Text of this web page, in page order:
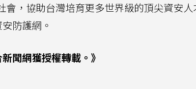
，協助台灣培育更多世界級的頂尖資安人
防護網。
新聞網獲授權轉載。》